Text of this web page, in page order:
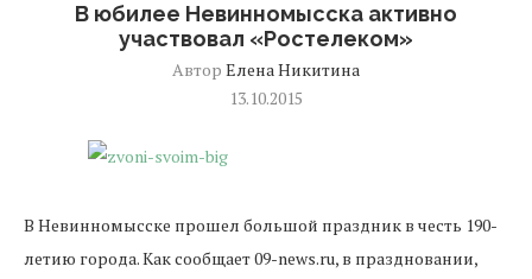
В юбилее Невинномысска активно
участвовал «Ростелеком»
Автор Елена Никитина
13.10.2015
В Невинномысске прошел большой праздник в честь 190-
летию города. Как сообщает 09-news.ru, в праздновании,